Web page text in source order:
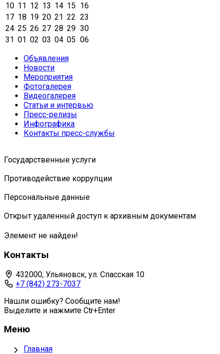
10 11 12 13 14 15 16
17 18 19 20 21 22 23
24 25 26 27 28 29 30
31 01 02 03 04 05 06
Объявления
Новости
Мероприятия
Фотогалерея
Видеогалерея
Статьи и интервью
Пресс-релизы
Инфографика
Контакты пресс-службы
Государственные услуги
Противодействие коррупции
Персональные данные
Открыт удаленный доступ к архивным документам
Элемент не найден!
Контакты
432000, Ульяновск, ул. Спасская 10
+7 (842) 273-7037
Нашли ошибку? Сообщите нам!
Выделите и нажмите Ctr+Enter
Меню
Главная